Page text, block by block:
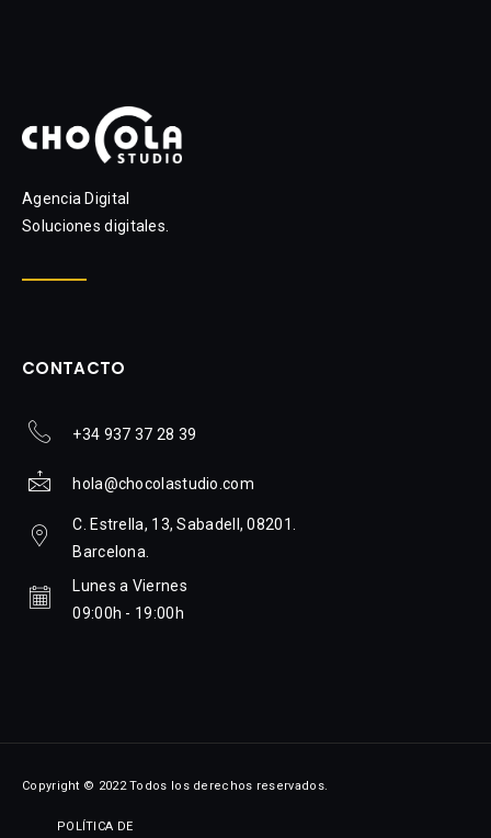
Agencia Digital
Soluciones digitales.
CONTACTO
+34 937 37 28 39
hola@chocolastudio.com
C. Estrella, 13, Sabadell, 08201.
Barcelona.
Lunes a Viernes
09:00h - 19:00h
Copyright © 2022 Todos los derechos reservados.
POLÍTICA DE